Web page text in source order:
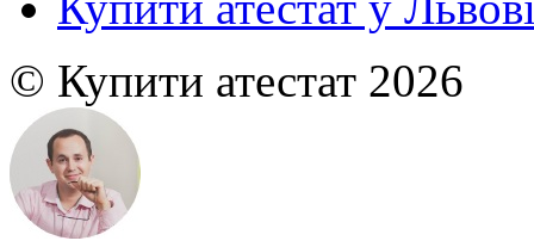
© Купити атестат 2026